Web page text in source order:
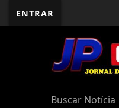
ENTRAR